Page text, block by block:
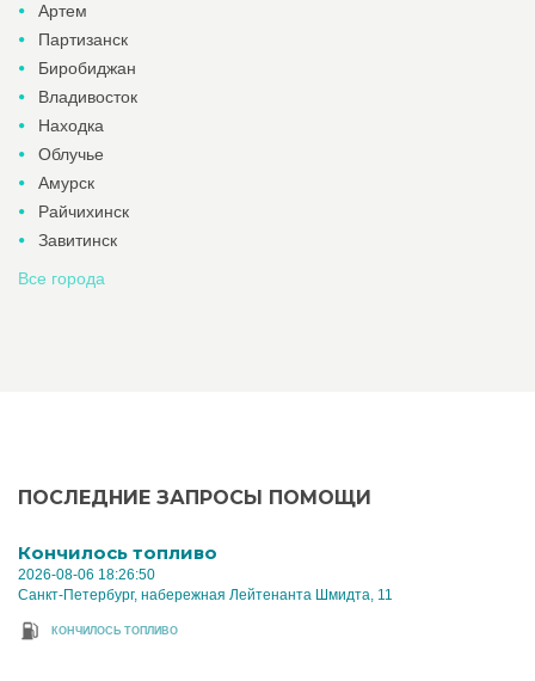
Артем
Партизанск
Биробиджан
Владивосток
Находка
Облучье
Амурск
Райчихинск
Завитинск
Все города
ПОСЛЕДНИЕ ЗАПРОСЫ ПОМОЩИ
Кончилось топливо
2026-08-06 18:26:50
Санкт-Петербург, набережная Лейтенанта Шмидта, 11
КОНЧИЛОСЬ ТОПЛИВО